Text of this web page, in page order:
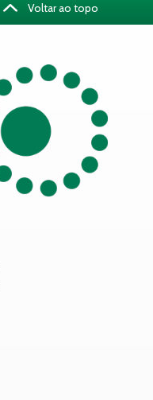
Voltar ao topo